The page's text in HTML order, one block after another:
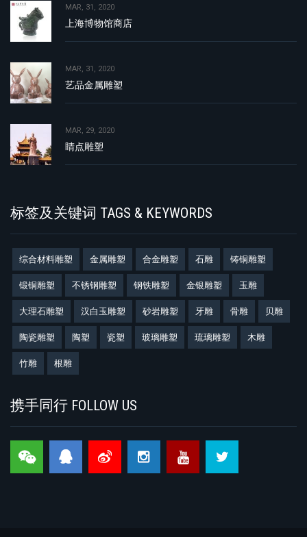
MAR, 31, 2020
上海博物馆商店
MAR, 31, 2020
艺品金属雕塑
MAR, 29, 2020
睛点雕塑
标签及关键词 TAGS & KEYWORDS
综合材料雕塑 金属雕塑 合金雕塑 石雕 铸铜雕塑
锻铜雕塑 不锈钢雕塑 钢铁雕塑 金银雕塑 玉雕
大理石雕塑 汉白玉雕塑 砂岩雕塑 牙雕 骨雕 贝雕
陶瓷雕塑 陶塑 瓷塑 玻璃雕塑 琉璃雕塑 木雕
竹雕 根雕
携手同行 FOLLOW US